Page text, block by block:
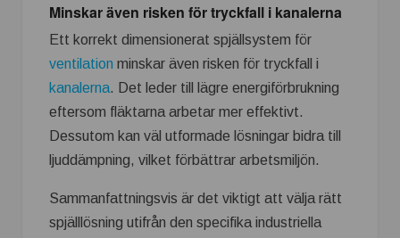
Minskar även risken för tryckfall i kanalerna
Ett korrekt dimensionerat spjällsystem för
ventilation minskar även risken för tryckfall i
kanalerna. Det leder till lägre energiförbrukning
eftersom fläktarna arbetar mer effektivt.
Dessutom kan väl utformade lösningar bidra till
ljuddämpning, vilket förbättrar arbetsmiljön.
Sammanfattningsvis är det viktigt att välja rätt
spjälllösning utifrån den specifika industriella